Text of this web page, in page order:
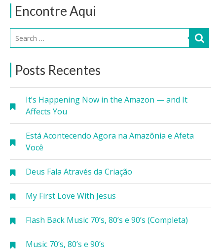
Encontre Aqui
Posts Recentes
It’s Happening Now in the Amazon — and It
Affects You
Está Acontecendo Agora na Amazônia e Afeta
Você
Deus Fala Através da Criação
My First Love With Jesus
Flash Back Music 70’s, 80’s e 90’s (Completa)
Music 70’s, 80’s e 90’s